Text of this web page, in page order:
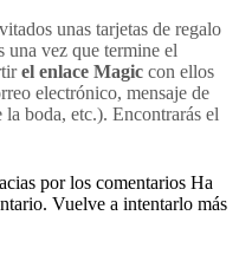
unas tarjetas de regalo
una vez que termine el
el enlace Magic con ellos
electrónico, mensaje de
boda, etc.). Encontrarás el
por los comentarios Ha
Vuelve a intentarlo más